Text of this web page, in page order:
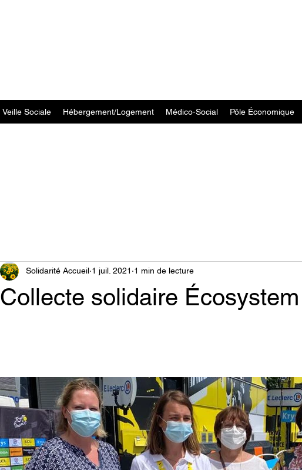
Veille Sociale Hébergement/Logement Médico-Social Pôle Économique
Collecte solidaire Écosystem
Solidarité Accueil 1 juil. 2021 1 min de lecture